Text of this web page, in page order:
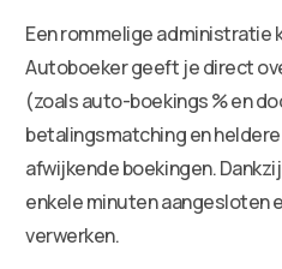
Een rommelige administratie
Autoboeker geeft je direct
(zoals auto-boekings % en
betalingsmatching en
afwijkende boekingen.
enkele minuten aangesloten
verwerken.